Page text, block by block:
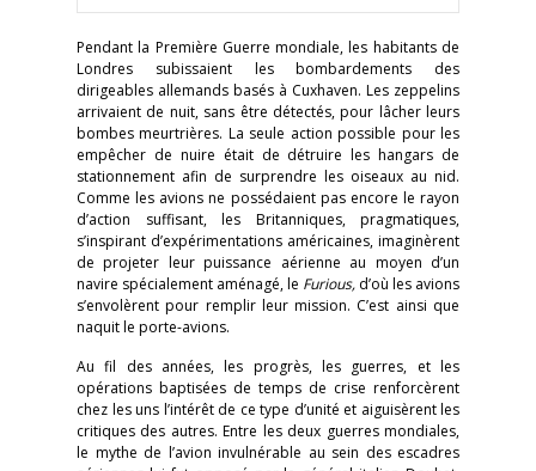
Pendant la Première Guerre mondiale, les habitants de
Londres subissaient les bombardements des
dirigeables allemands basés à Cuxhaven. Les zeppelins
arrivaient de nuit, sans être détectés, pour lâcher leurs
bombes meurtrières. La seule action possible pour les
empêcher de nuire était de détruire les hangars de
stationnement afin de surprendre les oiseaux au nid.
Comme les avions ne possédaient pas encore le rayon
d’action suffisant, les Britanniques, pragmatiques,
s’inspirant d’expérimentations américaines, imaginèrent
de projeter leur puissance aérienne au moyen d’un
navire spécialement aménagé, le Furious, d’où les avions
s’envolèrent pour remplir leur mission. C’est ainsi que
naquit le porte-avions.
Au fil des années, les progrès, les guerres, et les
opérations baptisées de temps de crise renforcèrent
chez les uns l’intérêt de ce type d’unité et aiguisèrent les
critiques des autres. Entre les deux guerres mondiales,
le mythe de l’avion invulnérable au sein des escadres